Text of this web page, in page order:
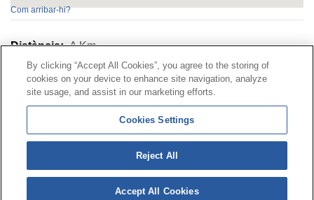
Com arribar-hi?
Distància:AKm
Contacte |Perfil del contractant|Reclamacions
Línia Universal 900 203 203|Zona Privada Comissió de
Prestacions Especials|Zona Privada Proveïdor Sanitari
© Mutua Universal 2026| Mapa del web
Política de Protecció de Dades | Política de cookies
Segueix-nos a:
By clicking “Accept All Cookies”, you agree to the storing of
cookies on your device to enhance site navigation, analyze
site usage, and assist in our marketing efforts.
Cookies Settings
Reject All
Accept All Cookies